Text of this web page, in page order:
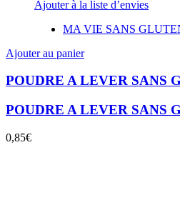
Ajouter à la liste d’envies
MA VIE SANS
Ajouter au panier
POUDRE A LEVER SANS
POUDRE A LEVER SANS
0,85€